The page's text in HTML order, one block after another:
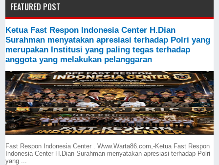
FEATURED POST
Ketua Fast Respon Indonesia Center H.Dian
Surahman menyatakan apresiasi terhadap Polri yang
merupakan Institusi yang paling tegas terhadap
anggota yang melakukan pelanggaran
Fast Respon Indonesia Center . Www.Warta86.com,-Ketua Fast Respon
Indonesia Center H.Dian Surahman menyatakan apresiasi terhadap Polri
yang ...